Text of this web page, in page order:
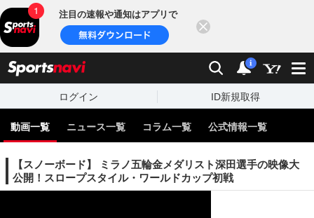
注目の速報や通知はアプリで
検索 通知
i
ログイン ID新規取得
動画一覧 ニュース一覧 コラム一覧 公式情報一覧
【スノーボード】 ミラノ五輪金メダリスト深田選手の映像大
公開！スロープスタイル・ワールドカップ初戦